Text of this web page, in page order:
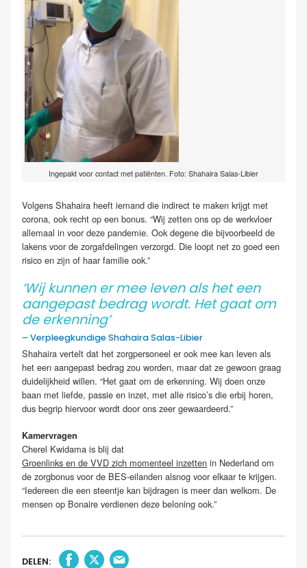
Ingepakt voor contact met patiënten. Foto: Shahaira Salas-Libier
Volgens Shahaira heeft iemand die indirect te maken krijgt met
corona, ook recht op een bonus. “Wij zetten ons op de werkvloer
allemaal in voor deze pandemie. Ook degene die bijvoorbeeld de
lakens voor de zorgafdelingen verzorgd. Die loopt net zo goed een
risico en zijn of haar familie ook.”
‘Wij kunnen er mee leven als het een
aangepast bedrag wordt. Het gaat om
de erkenning’
– Verpleegkundige Shahaira Salas-Libier
Shahaira vertelt dat het zorgpersoneel er ook mee kan leven als
het een aangepast bedrag zou worden, maar dat ze gewoon graag
duidelijkheid willen. “Het gaat om de erkenning. Wij doen onze
baan met liefde, passie en inzet, met alle risico’s die erbij horen,
dus begrip hiervoor wordt door ons zeer gewaardeerd.”
Kamervragen
Cherel Kwidama is blij dat
Groenlinks en de VVD zich momenteel inzetten in Nederland om
de zorgbonus voor de BES-eilanden alsnog voor elkaar te krijgen.
“Iedereen die een steentje kan bijdragen is meer dan welkom. De
mensen op Bonaire verdienen deze beloning ook.”
DELEN: